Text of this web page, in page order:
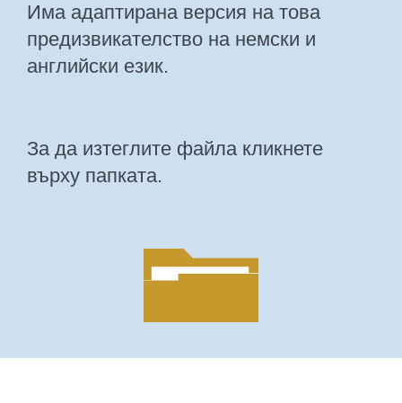
Има адаптирана версия на това
предизвикателство на немски и
английски език.
За да изтеглите файла кликнете
върху папката.